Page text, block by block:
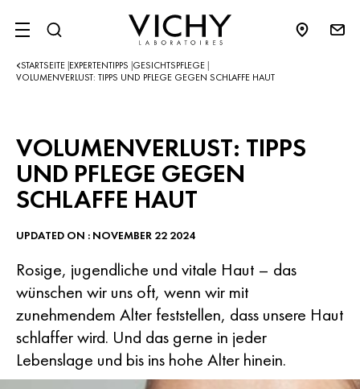
SITE MENU
STARTSEITE EXPERTENTIPPS GESICHTSPFLEGE
VOLUMENVERLUST: TIPPS UND PFLEGE GEGEN SCHLAFFE HAUT
VOLUMENVERLUST: TIPPS
UND PFLEGE GEGEN
SCHLAFFE HAUT
Rosige, jugendliche und vitale Haut – das
wünschen wir uns oft, wenn wir mit
zunehmendem Alter feststellen, dass unsere Haut
schlaffer wird. Und das gerne in jeder
Lebenslage und bis ins hohe Alter hinein.
UPDATED ON : NOVEMBER 22 2024